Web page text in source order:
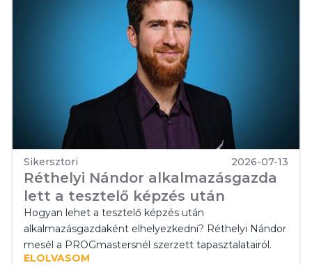
Sikersztori 2026-07-13
Réthelyi Nándor alkalmazásgazda
lett a tesztelő képzés után
Hogyan lehet a tesztelő képzés után
alkalmazásgazdaként elhelyezkedni? Réthelyi Nándor
mesél a PROGmastersnél szerzett tapasztalatairól.
ELOLVASOM